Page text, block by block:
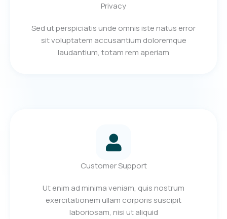
Privacy
Sed ut perspiciatis unde omnis iste natus error
sit voluptatem accusantium doloremque
laudantium, totam rem aperiam
Customer Support
Ut enim ad minima veniam, quis nostrum
exercitationem ullam corporis suscipit
laboriosam, nisi ut aliquid